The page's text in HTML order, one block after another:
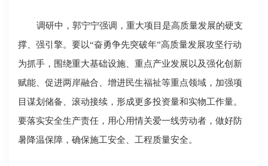
调研中，郭宁宁强调，重大项目是高质量发展的硬支
撑、强引擎。要以“奋勇争先突破年”高质量发展攻坚行动
为抓手，围绕重大基础设施、重点产业发展以及强化创新
赋能、促进两岸融合、增进民生福祉等重点领域，加强项
目谋划储备、滚动接续，形成更多投资量和实物工作量。
要落实安全生产责任，用心用情关爱一线劳动者，做好防
暑降温保障，确保施工安全、工程质量安全。